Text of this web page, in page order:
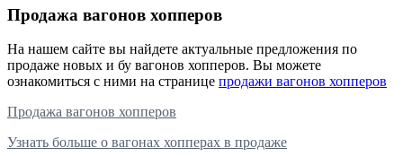
Продажа вагонов хопперов
На нашем сайте вы найдете актуальные предложения по
продаже новых и бу вагонов хопперов. Вы можете
ознакомиться с ними на странице продажи вагонов хопперов
Продажа вагонов хопперов
Узнать больше о вагонах хопперах в продаже